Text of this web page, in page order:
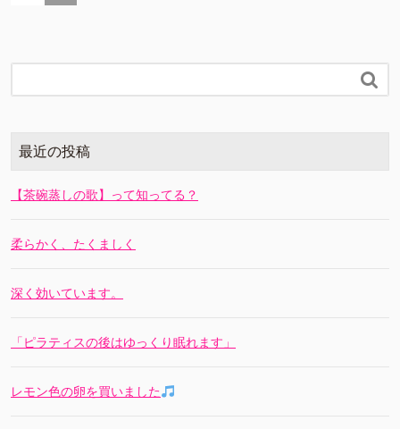

最近の投稿
【茶碗蒸しの歌】って知ってる？
柔らかく、たくましく
深く効いています。
「ピラティスの後はゆっくり眠れます」
レモン色の卵を買いました